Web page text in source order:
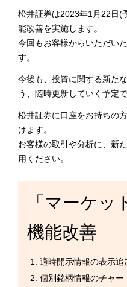
松井証券は2023年1月22日(
能改善を実施します。
今回もお客様からいただい
す。
今後も、投資に関する新た
う、随時更新していく予定で
松井証券に口座をお持ちの
けます。
お客様の取引や分析に、新
用ください。
「マーケッ
機能改善
適時開示情報の表示追
個別銘柄情報のチャー